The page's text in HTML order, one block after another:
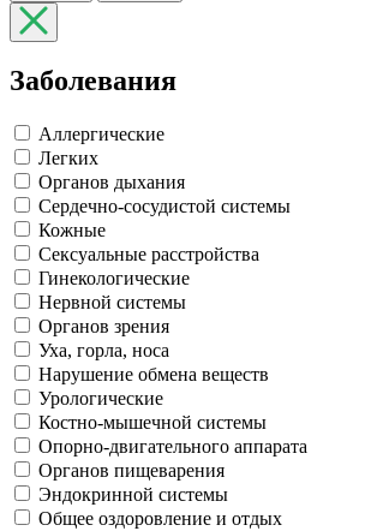
Заболевания
Аллергические
Легких
Органов дыхания
Сердечно-сосудистой системы
Кожные
Сексуальные расстройства
Гинекологические
Нервной системы
Органов зрения
Уха, горла, носа
Нарушение обмена веществ
Урологические
Костно-мышечной системы
Опорно-двигательного аппарата
Органов пищеварения
Эндокринной системы
Общее оздоровление и отдых